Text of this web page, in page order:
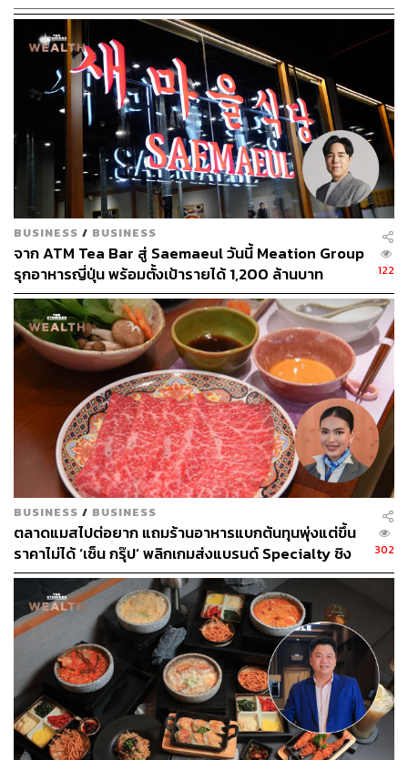
บรรยากาศร้าน
บรรยากาศร้าน
เมื่อมาเปิดสาขาที่ไทย OKONOMI ก็ถูกปรับโฉมใหม่ให้เข้า
กับคนไทยมากขึ้น ทั้งบรรยากาศร้านและเมนูอาหารที่ไม่ได้มี
เพียงแค่อาหารญี่ปุ่นดั้งเดิมแล้ว แต่มีอาหารญี่ปุ่นทวิสต์อย่าง
โทสต์ปลารมควันหรือสลัดอยู่ด้วย บรรยากาศร้าน
OKONOMI ตกแต่งเรียบง่ายสไตล์ญี่ปุ่นด้วยเฟอร์นิเจอร์ไม้สี
นวล ผนังสีขาว แจกันดอกไม้ที่เรียบง่าย และดอกไม้สด แต่ก็มี
การแทรกเสริมเอเลเมนต์ที่นิยมใช้กันในคาเฟ่ในกรุงเทพฯ ไม่
BUSINESS / BUSINESS
จาก ATM Tea Bar สู่ Saemaeul วันนี้ Meation Group
รุกอาหารญี่ปุ่น พร้อมตั้งเป้ารายได้ 1,200 ล้านบาท
122
BUSINESS / BUSINESS
ตลาดแมสไปต่อยาก แถมร้านอาหารแบกต้นทุนพุ่งแต่ขึ้น
ราคาไม่ได้ ‘เซ็น กรุ๊ป’ พลิกเกมส่งแบรนด์ Specialty ชิง
ฐานลูกค้า พรีเมียม
302